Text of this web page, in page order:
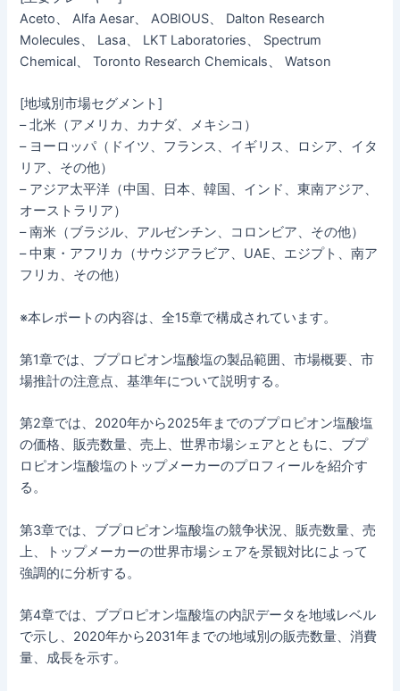
Aceto、 Alfa Aesar、 AOBIOUS、 Dalton Research
Molecules、 Lasa、 LKT Laboratories、 Spectrum
Chemical、 Toronto Research Chemicals、 Watson
[地域別市場セグメント]
– 北米（アメリカ、カナダ、メキシコ）
– ヨーロッパ（ドイツ、フランス、イギリス、ロシア、イタ
リア、その他）
– アジア太平洋（中国、日本、韓国、インド、東南アジア、
オーストラリア）
– 南米（ブラジル、アルゼンチン、コロンビア、その他）
– 中東・アフリカ（サウジアラビア、UAE、エジプト、南ア
フリカ、その他）
※本レポートの内容は、全15章で構成されています。
第1章では、ブプロピオン塩酸塩の製品範囲、市場概要、市
場推計の注意点、基準年について説明する。
第2章では、2020年から2025年までのブプロピオン塩酸塩
の価格、販売数量、売上、世界市場シェアとともに、ブプ
ロピオン塩酸塩のトップメーカーのプロフィールを紹介す
る。
第3章では、ブプロピオン塩酸塩の競争状況、販売数量、売
上、トップメーカーの世界市場シェアを景観対比によって
強調的に分析する。
第4章では、ブプロピオン塩酸塩の内訳データを地域レベル
で示し、2020年から2031年までの地域別の販売数量、消費
量、成長を示す。